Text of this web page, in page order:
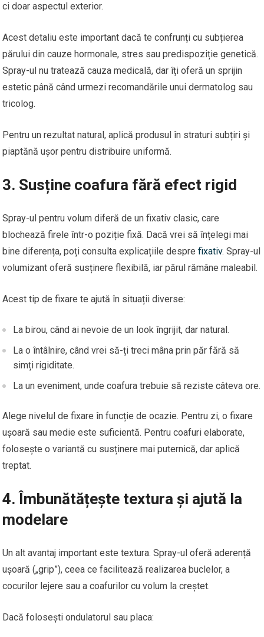
ci doar aspectul exterior.
Acest detaliu este important dacă te confrunți cu subțierea
părului din cauze hormonale, stres sau predispoziție genetică.
Spray-ul nu tratează cauza medicală, dar îți oferă un sprijin
estetic până când urmezi recomandările unui dermatolog sau
tricolog.
Pentru un rezultat natural, aplică produsul în straturi subțiri și
piaptănă ușor pentru distribuire uniformă.
3. Susține coafura fără efect rigid
Spray-ul pentru volum diferă de un fixativ clasic, care
blochează firele într-o poziție fixă. Dacă vrei să înțelegi mai
bine diferența, poți consulta explicațiile desprefixativ. Spray-ul
volumizant oferă susținere flexibilă, iar părul rămâne maleabil.
Acest tip de fixare te ajută în situații diverse:
La birou, când ai nevoie de un look îngrijit, dar natural.
La o întâlnire, când vrei să-ți treci mâna prin păr fără să
simți rigiditate.
La un eveniment, unde coafura trebuie să reziste câteva ore.
Alege nivelul de fixare în funcție de ocazie. Pentru zi, o fixare
ușoară sau medie este suficientă. Pentru coafuri elaborate,
folosește o variantă cu susținere mai puternică, dar aplică
treptat.
4. Îmbunătățește textura și ajută la
modelare
Un alt avantaj important este textura. Spray-ul oferă aderență
ușoară („grip”), ceea ce facilitează realizarea buclelor, a
cocurilor lejere sau a coafurilor cu volum la creștet.
Dacă folosești ondulatorul sau placa: